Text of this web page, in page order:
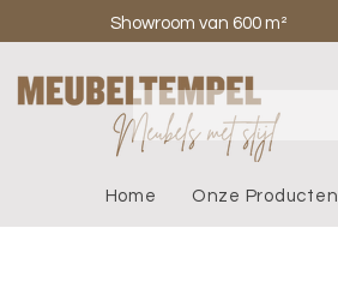
Showroom van 600 m²
Home Onze Producten